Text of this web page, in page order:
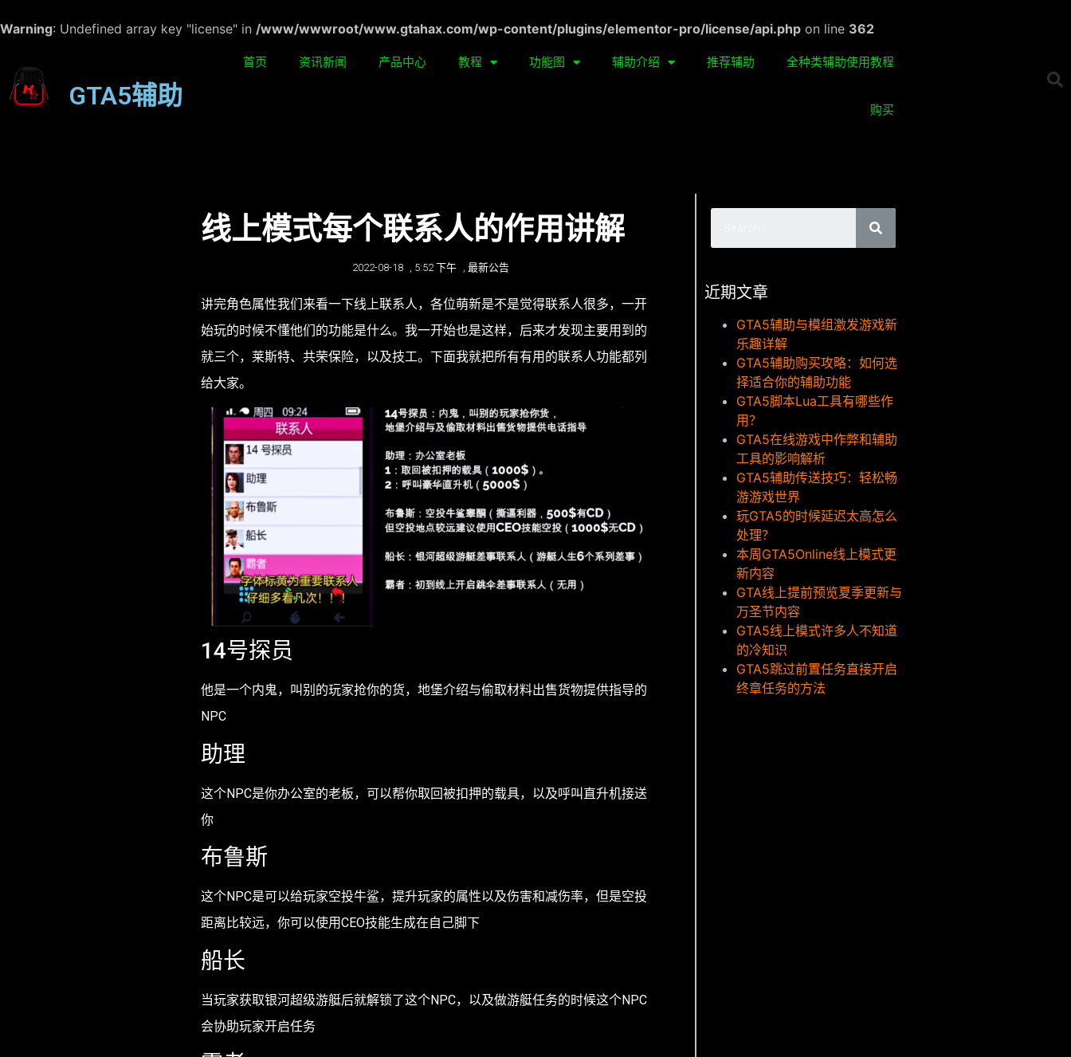
Warning: Undefined array key "license" in /www/wwwroot/www.gtahax.com/wp-content/plugins/elementor-pro/license/api.php on line 362
GTA5辅助
首页 资讯新闻 产品中心 教程 功能图 辅助介绍 推荐辅助 全种类辅助使用教程
购买
线上模式每个联系人的作用讲解
2022-08-18 , 5:52 下午 , 最新公告
讲完角色属性我们来看一下线上联系人，各位萌新是不是觉得联系人很多，一开
始玩的时候不懂他们的功能是什么。我一开始也是这样，后来才发现主要用到的
就三个，莱斯特、共荣保险，以及技工。下面我就把所有有用的联系人功能都列
给大家。
14号探员
他是一个内鬼，叫别的玩家抢你的货，地堡介绍与偷取材料出售货物提供指导的
NPC
助理
这个NPC是你办公室的老板，可以帮你取回被扣押的载具，以及呼叫直升机接送
你
布鲁斯
这个NPC是可以给玩家空投牛鲨，提升玩家的属性以及伤害和减伤率，但是空投
距离比较远，你可以使用CEO技能生成在自己脚下
船长
当玩家获取银河超级游艇后就解锁了这个NPC，以及做游艇任务的时候这个NPC
会协助玩家开启任务
近期文章
GTA5辅助与模组激发游戏新
乐趣详解
GTA5辅助购买攻略：如何选
择适合你的辅助功能
GTA5脚本Lua工具有哪些作
用？
GTA5在线游戏中作弊和辅助
工具的影响解析
GTA5辅助传送技巧：轻松畅
游游戏世界
玩GTA5的时候延迟太高怎么
处理？
本周GTA5Online线上模式更
新内容
GTA线上提前预览夏季更新与
万圣节内容
GTA5线上模式许多人不知道
的冷知识
GTA5跳过前置任务直接开启
终章任务的方法